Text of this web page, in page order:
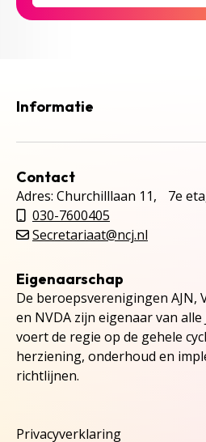
Informatie
Contact
Adres: Churchilllaan 11, 7e
030-7600405
Secretariaat@ncj.nl
Eigenaarschap
De beroepsverenigingen AJN,
en NVDA zijn eigenaar van alle
voert de regie op de gehele
herziening, onderhoud en
richtlijnen.
Privacyverklaring